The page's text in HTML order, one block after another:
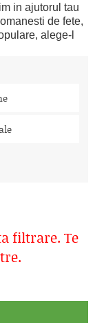
in ajutorul tau
de fete,
alege-l
filtrare. Te